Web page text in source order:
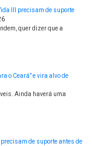
III precisam de suporte
quer dizer que a
o Ceará” e vira alvo de
Ainda haverá uma
de suporte antes de